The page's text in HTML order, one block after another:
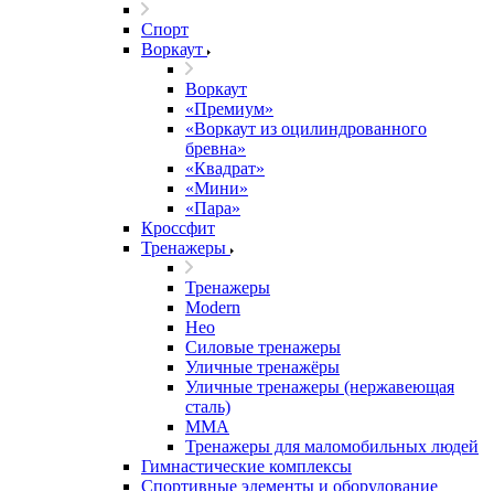
Спорт
Воркаут
Воркаут
«Премиум»
«Воркаут из оцилиндрованного
бревна»
«Квадрат»
«Мини»
«Пара»
Кроссфит
Тренажеры
Тренажеры
Modern
Нео
Силовые тренажеры
Уличные тренажёры
Уличные тренажеры (нержавеющая
сталь)
ММА
Тренажеры для маломобильных людей
Гимнастические комплексы
Спортивные элементы и оборудование